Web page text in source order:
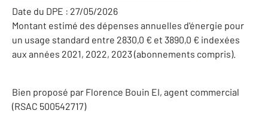
Date du DPE : 27/05/2026
Montant estimé des dépenses annuelles d'énergie pour
un usage standard entre 2830,0 € et 3890,0 € indexées
aux années 2021, 2022, 2023 (abonnements compris).
Bien proposé par Florence Bouin EI, agent commercial
(RSAC 500542717)